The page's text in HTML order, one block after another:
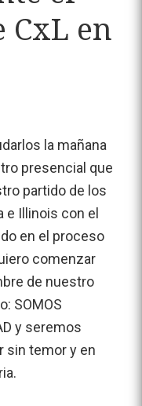
CxL en
la mañana
presencial que
partido de los
e Illinois con el
en el proceso
comenzar
de nuestro
SOMOS
y seremos
sin temor y en